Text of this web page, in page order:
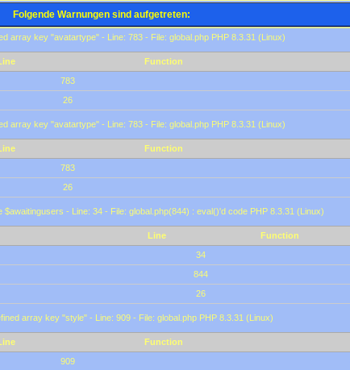
Folgende Warnungen sind aufgetreten:
array key "avatartype" - Line: 783 - File: global.php PHP 8.3.31 (Linux)
Function
783
26
array key "avatartype" - Line: 783 - File: global.php PHP 8.3.31 (Linux)
Function
783
26
$awaitingusers - Line: 34 - File: global.php(844) : eval()'d code PHP 8.3.31 (Linux)
Line
Function
34
844
26
array key "style" - Line: 909 - File: global.php PHP 8.3.31 (Linux)
Function
909